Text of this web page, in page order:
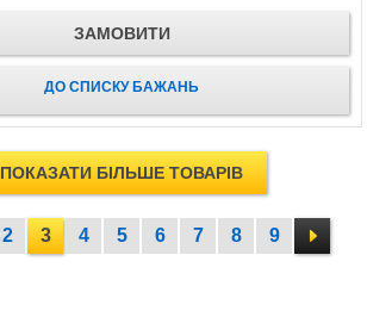
ЗАМОВИТИ
ДО СПИСКУ БАЖАНЬ
ПОКАЗАТИ БІЛЬШЕ ТОВАРІВ
2 3 4 5 6 7 8 9